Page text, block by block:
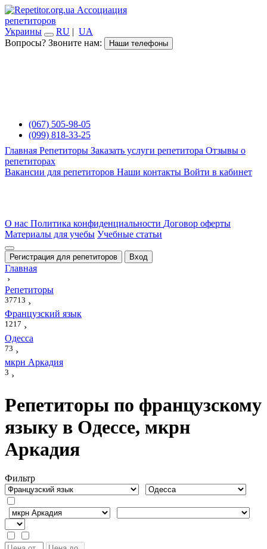
Ассоциация
репетиторов
Украины
RU | UA
Вопросы? Звоните нам:
Наши телефоны
(067) 505-98-05
(099) 818-33-25
Главная Репетиторы Заказать услуги репетитора Отзывы о
репетиторах
Вакансии для репетиторов Наши контакты Войти в кабинет
О нас Политика конфиденциальности Договор оферты
Материалы для учебы Учебные статьи
Регистрация для репетиторов Вход
Главная
›
Репетиторы
37713 ›
Французский язык
1217 ›
Одесса
73 ›
мкрн Аркадия
3 ›
Репетиторы по французскому
языку в Одессе, мкрн
Аркадия
Фильтр